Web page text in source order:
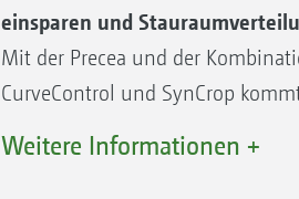
gefülltem Saatgutbehälter.
einsparen und
Mit der Precea und der
CurveControl und SynCrop
Precea kann Dünger und
Weitere Informationen +